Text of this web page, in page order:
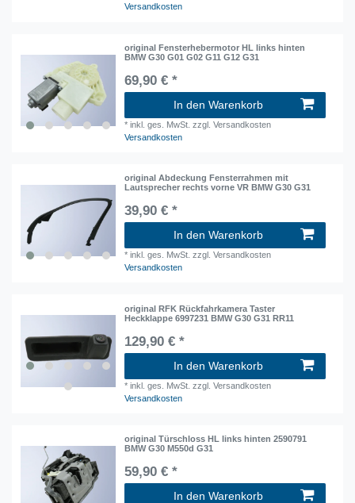
Versandkosten
original Fensterhebermotor HL links hinten
BMW G30 G01 G02 G11 G12 G31
69,90 € *
In den Warenkorb
*inkl. ges. MwSt. zzgl. Versandkosten
Versandkosten
original Abdeckung Fensterrahmen mit
Lautsprecher rechts vorne VR BMW G30 G31
39,90 € *
In den Warenkorb
*inkl. ges. MwSt. zzgl. Versandkosten
Versandkosten
original RFK Rückfahrkamera Taster
Heckklappe 6997231 BMW G30 G31 RR11
129,90 € *
In den Warenkorb
*inkl. ges. MwSt. zzgl. Versandkosten
Versandkosten
original Türschloss HL links hinten 2590791
BMW G30 M550d G31
59,90 € *
In den Warenkorb